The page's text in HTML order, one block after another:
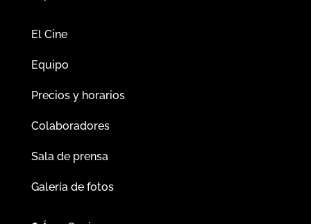
El Cine
Equipo
Precios y horarios
Colaboradores
Sala de prensa
Galería de fotos